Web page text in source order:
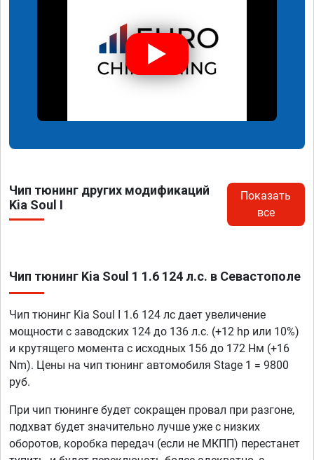
Чип тюнинг других модификаций
Kia Soul I
Показать
все
Чип тюнинг Kia Soul 1 1.6 124 л.с. в Севастополе
Чип тюнинг Kia Soul I 1.6 124 лс дает увеличение
мощности с заводских 124 до 136 л.с. (+12 hp или 10%)
и крутящего момента с исходных 156 до 172 Нм (+16
Nm). Цены на чип тюнинг автомобиля Stage 1 = 9800
руб.
При чип тюнинге будет сокращен провал при разгоне,
подхват будет значительно лучше уже с низких
оборотов, коробка передач (если не МКПП) перестанет